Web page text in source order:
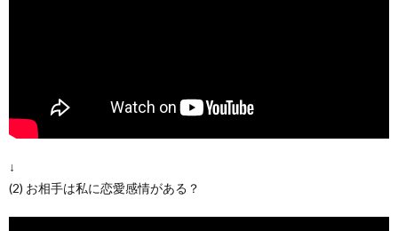
↓
(2) お相手は私に恋愛感情がある？